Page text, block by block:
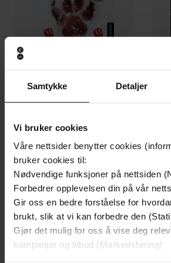
Samtykke Detaljer
Vi bruker cookies
Våre nettsider benytter cookies
bruker cookies til:
Nødvendige funksjoner på nettsiden
Forbedrer opplevelsen din på vår
Gir oss en bedre forståelse for
brukt, slik at vi kan forbedre den
Gjør det mulig for oss å vise deg
kampanjer og tilbud (Markedsføring)
199,-
Jo Nesbø
EBOK
Undertittel 'A great day for the
Forfattere Darynda Jones
(innleser)